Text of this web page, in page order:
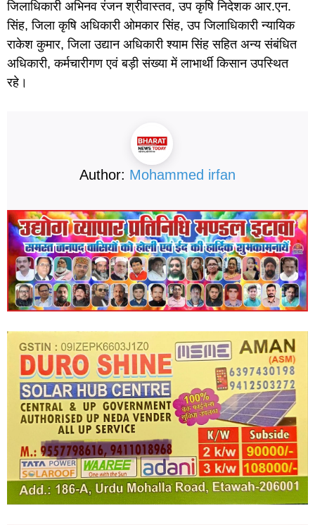
जिलाधिकारी अभिनव रंजन श्रीवास्तव, उप कृषि निदेशक आर.एन.
सिंह, जिला कृषि अधिकारी ओमकार सिंह, उप जिलाधिकारी न्यायिक
राकेश कुमार, जिला उद्यान अधिकारी श्याम सिंह सहित अन्य संबंधित
अधिकारी, कर्मचारीगण एवं बड़ी संख्या में लाभार्थी किसान उपस्थित
रहे।
Author: Mohammed irfan